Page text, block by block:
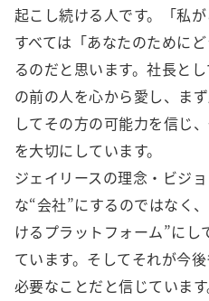
起こし続ける人です。「私
すべては「あなたのために
るのだと思います。社長と
の前の人を心から愛し、ま
してその方の可能力を信じ
を大切にしています。
ジェイリースの理念・ビジ
な“会社”にするのではなく
けるプラットフォーム”に
ています。そしてそれが今
必要なことだと信じていま